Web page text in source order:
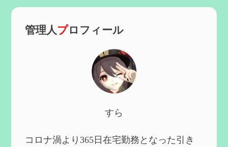
第６０回 炎神マーヴィカの性能、探索に
第５９回 アチーブメント「対決者・２」
を作成
第５８回 集敵以外のすべてを持ってしま
ったサポーターシロネンの解説【2凸ま
2024/09/02
管理人プロフィール
すら
コロナ渦より365日在宅勤務となった引き